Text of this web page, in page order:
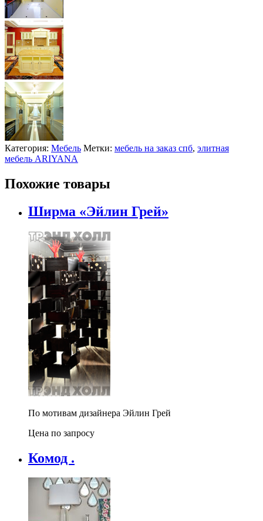
Категория: Мебель Метки: мебель на заказ спб, элитная
мебель ARIYANA
Похожие товары
Ширма «Эйлин Грей»
По мотивам дизайнера Эйлин Грей
Цена по запросу
Комод .